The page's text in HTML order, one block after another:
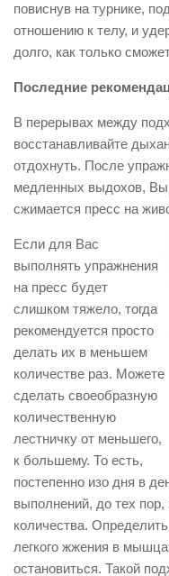
повиснув на турнике,
отношению к телу, и
долго, как только
Последние
В перерывах между
восстанавливайте
отдохнуть. После
медленных выдохов, Вы
сжимается пресс на
Если для Вас
выполнять упражнения
на пресс будет
слишком тяжело, тогда
рекомендуется просто
делать их в меньшем
количестве раз. Можете
сделать своеобразную
количественную
лестничку от меньшего,
к большему. То есть,
постепенно изо дня в
выполнений, до тех пор,
количества.
легкого жжения в
остановиться. Такой